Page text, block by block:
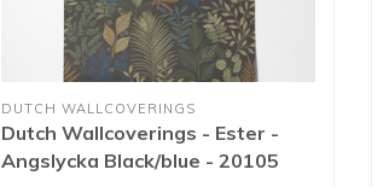
DUTCH WALLCOVERINGS
Dutch Wallcoverings - Ester -
Angslycka Black/blue - 20105